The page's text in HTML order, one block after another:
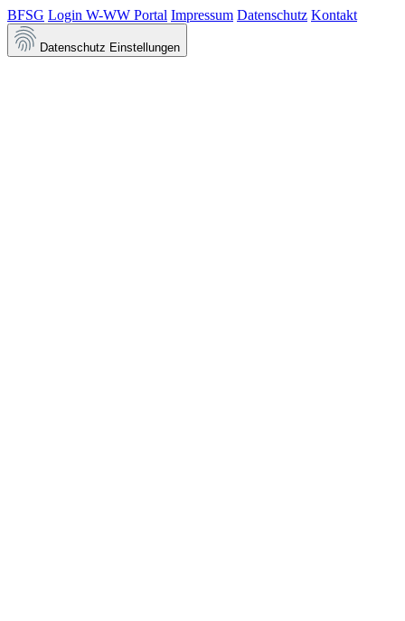
BFSG Login W-WW Portal Impressum Datenschutz Kontakt
Datenschutz Einstellungen